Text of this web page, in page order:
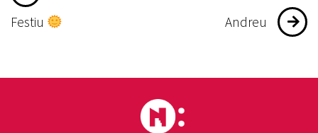
d'entrades
Festiu
Andreu